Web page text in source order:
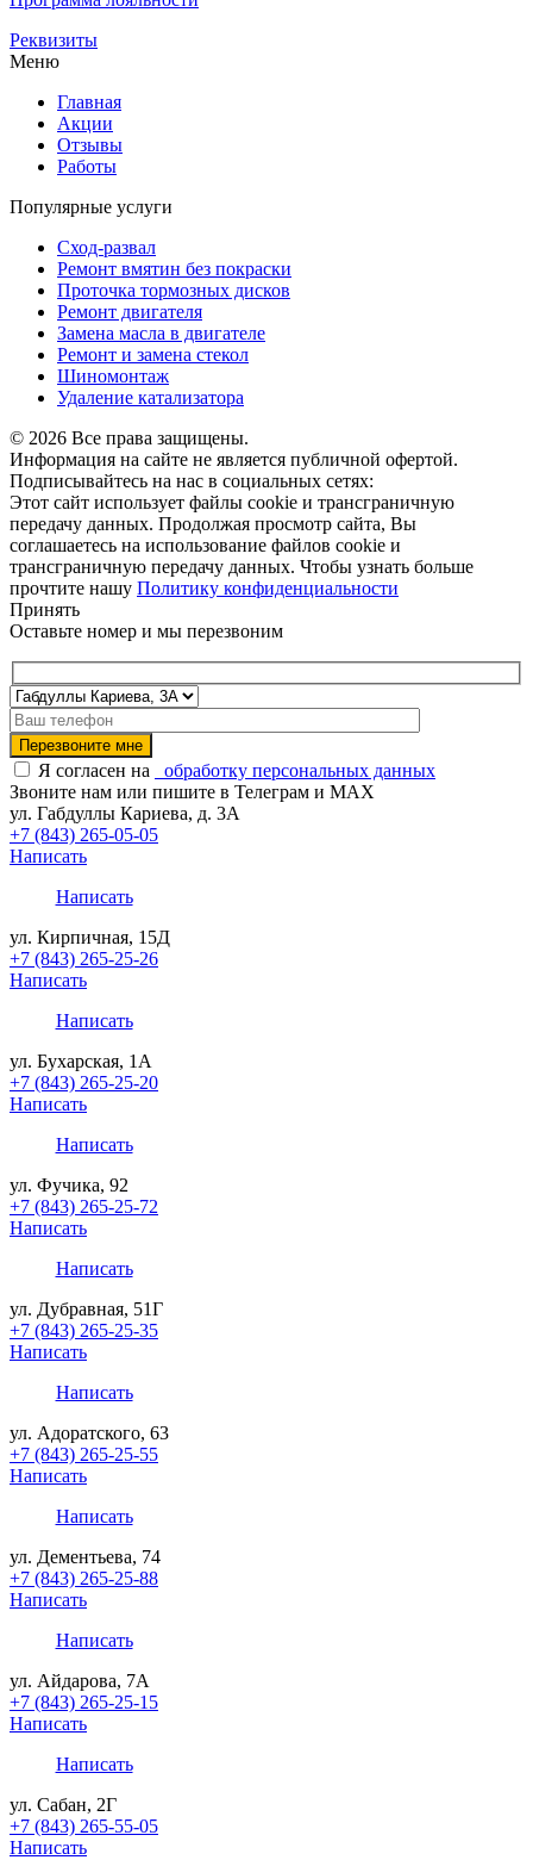
Реквизиты
Меню
Главная
Акции
Отзывы
Работы
Популярные услуги
Сход-развал
Ремонт вмятин без покраски
Проточка тормозных дисков
Ремонт двигателя
Замена масла в двигателе
Ремонт и замена стекол
Шиномонтаж
Удаление катализатора
© 2026 Все права защищены.
Информация на сайте не является публичной офертой.
Подписывайтесь на нас в социальных сетях:
Этот сайт использует файлы cookie и трансграничную
передачу данных. Продолжая просмотр сайта, Вы
соглашаетесь на использование файлов cookie и
трансграничную передачу данных. Чтобы узнать больше
прочтите нашу Политику конфиденциальности
Принять
Оставьте номер и мы перезвоним
Я согласен на
обработку персональных данных
Звоните нам или пишите в Телеграм и MAX
ул. Габдуллы Кариева, д. 3А
+7 (843) 265-05-05
Написать
Написать
ул. Кирпичная, 15Д
+7 (843) 265-25-26
Написать
Написать
ул. Бухарская, 1А
+7 (843) 265-25-20
Написать
Написать
ул. Фучика, 92
+7 (843) 265-25-72
Написать
Написать
ул. Дубравная, 51Г
+7 (843) 265-25-35
Написать
Написать
ул. Адоратского, 63
+7 (843) 265-25-55
Написать
Написать
ул. Дементьева, 74
+7 (843) 265-25-88
Написать
Написать
ул. Айдарова, 7А
+7 (843) 265-25-15
Написать
Написать
ул. Сабан, 2Г
+7 (843) 265-55-05
Написать